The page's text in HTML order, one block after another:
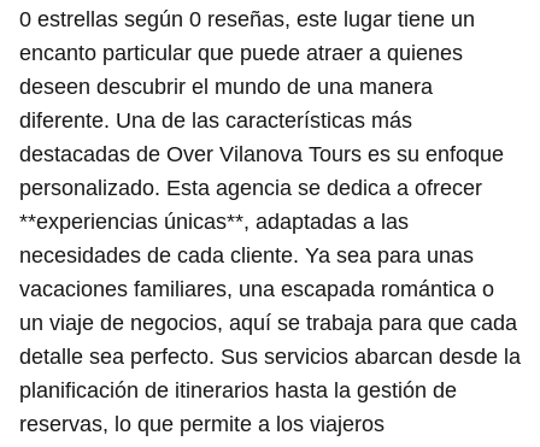
0 estrellas según 0 reseñas, este lugar tiene un
encanto particular que puede atraer a quienes
deseen descubrir el mundo de una manera
diferente. Una de las características más
destacadas de Over Vilanova Tours es su enfoque
personalizado. Esta agencia se dedica a ofrecer
**experiencias únicas**, adaptadas a las
necesidades de cada cliente. Ya sea para unas
vacaciones familiares, una escapada romántica o
un viaje de negocios, aquí se trabaja para que cada
detalle sea perfecto. Sus servicios abarcan desde la
planificación de itinerarios hasta la gestión de
reservas, lo que permite a los viajeros